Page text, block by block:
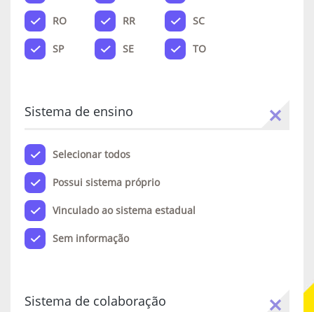
RO RR SC
SP SE TO
Sistema de ensino
Selecionar todos
Possui sistema próprio
Vinculado ao sistema estadual
Sem informação
Sistema de colaboração